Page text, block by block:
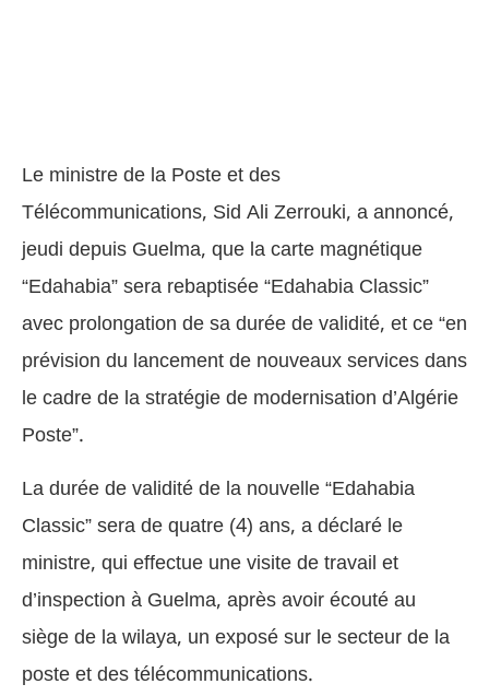
Le ministre de la Poste et des
Télécommunications, Sid Ali Zerrouki, a annoncé,
jeudi depuis Guelma, que la carte magnétique
“Edahabia” sera rebaptisée “Edahabia Classic”
avec prolongation de sa durée de validité, et ce “en
prévision du lancement de nouveaux services dans
le cadre de la stratégie de modernisation d’Algérie
Poste”.
La durée de validité de la nouvelle “Edahabia
Classic” sera de quatre (4) ans, a déclaré le
ministre, qui effectue une visite de travail et
d’inspection à Guelma, après avoir écouté au
siège de la wilaya, un exposé sur le secteur de la
poste et des télécommunications.